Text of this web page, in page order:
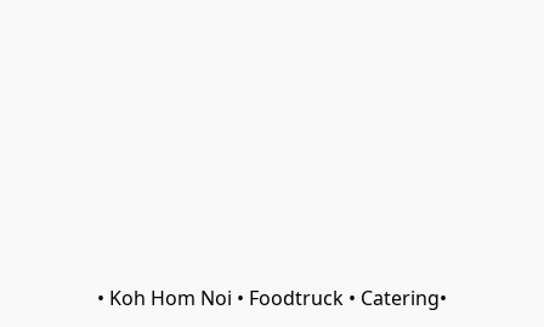
• Koh Hom Noi • Foodtruck • Catering•